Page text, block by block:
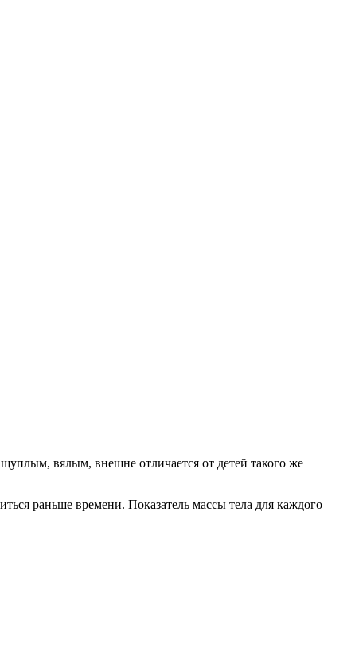
вялым, внешне отличается от детей такого же
раньше времени. Показатель массы тела для каждого